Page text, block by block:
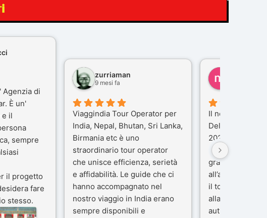
Agenzia di
È un'
e il
sempre
il progetto
fare
stesso.
in
zurriaman
9 mesi fa
Viaggindia Tour Operator per
India, Nepal, Bhutan, Sri Lanka,
Birmania etc è uno
straordinario tour operator
che unisce efficienza, serietà
e affidabilità. Le guide che ci
hanno accompagnato nel
nostro viaggio in India erano
sempre disponibili e
Il nostro
Delhi e
2025), è stata
che porteremo
gran parte del
all’agenzia che
il tour con cura
alla nostra
autista che ci